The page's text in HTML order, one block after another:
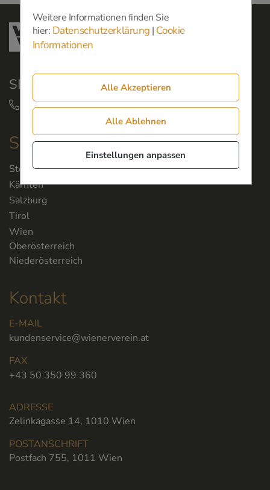
SERVICEHOTLINE:
+43 50 350 360
Kontakt
E-MAIL
kundenservice@wienerverein.at
FAX
+43 50 350 99 360
ADRESSE
Zelinkagasse 14, 1010 Wien
POSTANSCHRIFT
Postfach 755, 1011 Wien
Servicestellen
Steiermark
Kärnten
Salzburg
Tirol
Wien
Oberösterreich
Niederösterreich
Weitere Informationen finden Sie
hier: Datenschutzerklärung | Cookie
Informationen
Einstellungen anpassen
Alle Ablehnen
Alle Akzeptieren